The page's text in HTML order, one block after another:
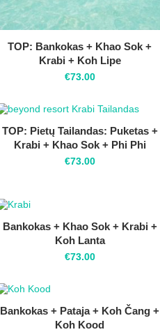
TOP: Bankokas + Khao Sok +
Krabi + Koh Lipe
€73.00
TOP: Pietų Tailandas: Puketas +
Krabi + Khao Sok + Phi Phi
€73.00
Bankokas + Khao Sok + Krabi +
Koh Lanta
€73.00
Bankokas + Pataja + Koh Čang +
Koh Kood